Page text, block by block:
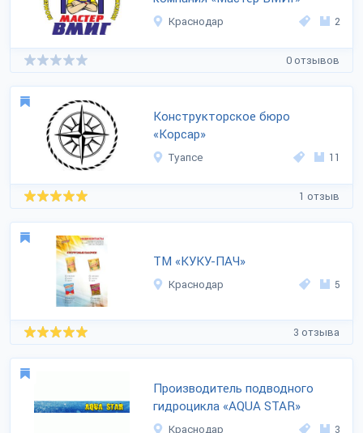
Краснодар 2
0 отзывов
Конструкторское бюро
«Корсар»
Туапсе 11
1 отзыв
ТМ «КУКУ-ПАЧ»
Краснодар 5
3 отзыва
Производитель подводного
гидроцикла «AQUA STAR»
Краснодар 3